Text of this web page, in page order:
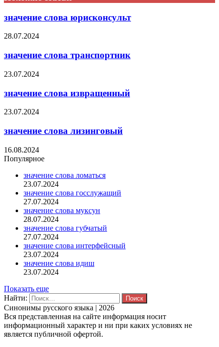
значение слова юрисконсульт
28.07.2024
значение слова транспортник
23.07.2024
значение слова извращенный
23.07.2024
значение слова лизинговый
16.08.2024
Популярное
значение слова ломаться
23.07.2024
значение слова госслужащий
27.07.2024
значение слова муксун
28.07.2024
значение слова губчатый
27.07.2024
значение слова интерфейсный
23.07.2024
значение слова идиш
23.07.2024
Показать еще
Найти:
Синонимы русского языка | 2026
Вся представленная на сайте информация носит
информационный характер и ни при каких условиях не
является публичной офертой.